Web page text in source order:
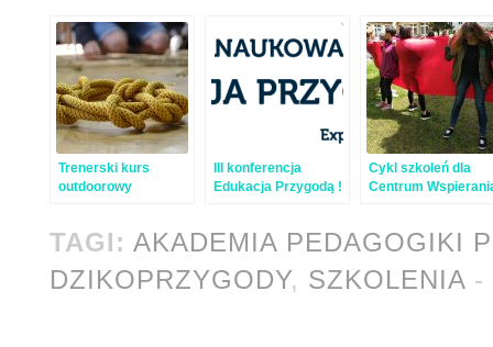
Trenerski kurs
outdoorowy
III konferencja
Edukacja Przygodą !
Cykl szkoleń dla
Centrum
TAGI: AKADEMIA PEDAGOGIKI
DZIKOPRZYGODY, SZKOLENIA-